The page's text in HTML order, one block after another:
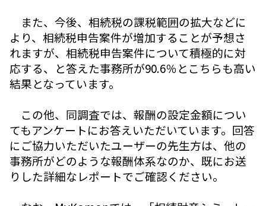
また、今後、相続税の課税範囲の拡大などに
より、相続税申告案件が増加することが予想さ
れますが、相続税申告案件について積極的に対
応する、と答えた事務所が90.6％とこちらも高い
結果となっています。
この他、同調査では、報酬の設定金額につい
てもアンケートにお答えいただいています。回答
にご協力いただいたユーザーの先生方は、他の
事務所がどのような報酬体系なのか、既にお送
りした詳細なレポートでご確認ください。